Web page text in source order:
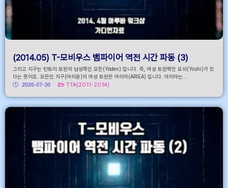
(2014.05) T-모비우스 뱀파이어 역전 시간 파동 (3)
그리고 지구는 탄트리 트윈의 남성쪽인 요든(Yoden) 입니다. 즉, 여성 트윈짝인 요쉬(Yoshi)가 있
다는 뜻이죠. 요든인 지구(아리욘)의 여성 트윈은 아리아(ARIEA) 입니다. 아리아는...
2026-07-30
TTA(2011-2014)